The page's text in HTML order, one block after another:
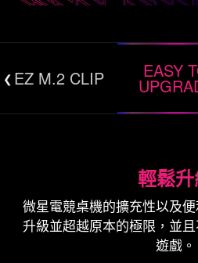
EZ M.2 CLIP EASY
輕鬆
微星電競桌機的擴充性以及
升級並超越原本的極限，並
遊戲。
易於升級
為了保持系統的可升級性，
2.5" + 2 x 3.5"
* 介面和功能因版本不同而
最新MSI
了解更多
沉浸於NAHIMIC
準備好迎接全新Nahimic 3
戲體驗？Nahimic 3強化了
甚至可以更有效地控制音